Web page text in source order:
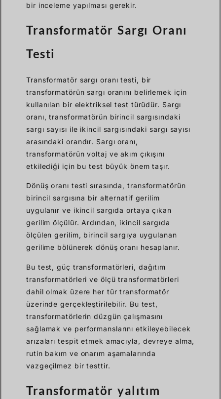
bir inceleme yapılması gerekir.
Transformatör Sargı Oranı
Testi
Transformatör sargı oranı testi, bir
transformatörün sargı oranını belirlemek için
kullanılan bir elektriksel test türüdür. Sargı
oranı, transformatörün birincil sargısındaki
sargı sayısı ile ikincil sargısındaki sargı sayısı
arasındaki orandır. Sargı oranı,
transformatörün voltaj ve akım çıkışını
etkilediği için bu test büyük önem taşır.
Dönüş oranı testi sırasında, transformatörün
birincil sargısına bir alternatif gerilim
uygulanır ve ikincil sargıda ortaya çıkan
gerilim ölçülür. Ardından, ikincil sargıda
ölçülen gerilim, birincil sargıya uygulanan
gerilime bölünerek dönüş oranı hesaplanır.
Bu test, güç transformatörleri, dağıtım
transformatörleri ve ölçü transformatörleri
dahil olmak üzere her tür transformatör
üzerinde gerçekleştirilebilir. Bu test,
transformatörlerin düzgün çalışmasını
sağlamak ve performanslarını etkileyebilecek
arızaları tespit etmek amacıyla, devreye alma,
rutin bakım ve onarım aşamalarında
vazgeçilmez bir testtir.
Transformatör yalıtım